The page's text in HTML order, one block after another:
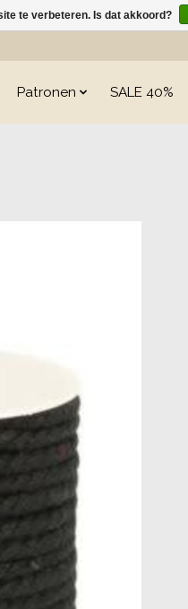
Patronen SALE 40%
te verbeteren. Is dat akkoord?